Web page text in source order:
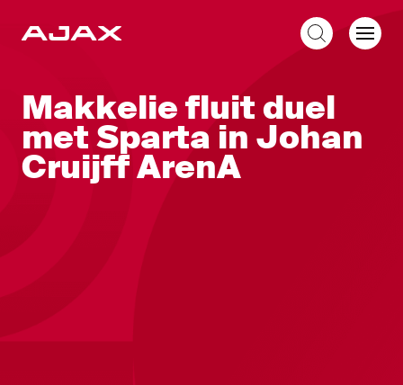
Makkelie fluit duel
met Sparta in Johan
Cruijff ArenA